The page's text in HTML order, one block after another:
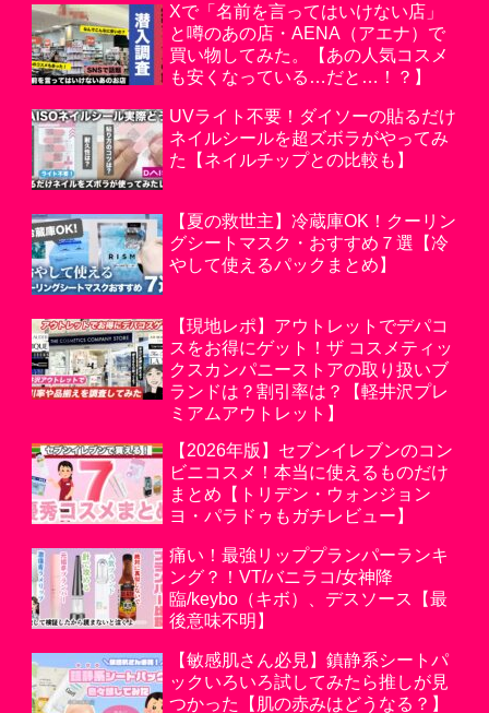
Xで「名前を言ってはいけない店」
と噂のあの店・AENA（アエナ）で
買い物してみた。【あの人気コスメ
も安くなっている…だと…！？】
UVライト不要！ダイソーの貼るだけ
ネイルシールを超ズボラがやってみ
た【ネイルチップとの比較も】
【夏の救世主】冷蔵庫OK！クーリン
グシートマスク・おすすめ７選【冷
やして使えるパックまとめ】
【現地レポ】アウトレットでデパコ
スをお得にゲット！ザ コスメティッ
クスカンパニーストアの取り扱いブ
ランドは？割引率は？【軽井沢プレ
ミアムアウトレット】
【2026年版】セブンイレブンのコン
ビニコスメ！本当に使えるものだけ
まとめ【トリデン・ウォンジョン
ヨ・パラドゥもガチレビュー】
痛い！最強リッププランパーランキ
ング？！VT/バニラコ/女神降
臨/keybo（キボ）、デスソース【最
後意味不明】
【敏感肌さん必見】鎮静系シートパ
ックいろいろ試してみたら推しが見
つかった【肌の赤みはどうなる？】